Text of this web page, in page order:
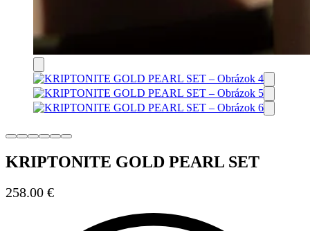
KRIPTONITE GOLD PEARL SET
258.00 €